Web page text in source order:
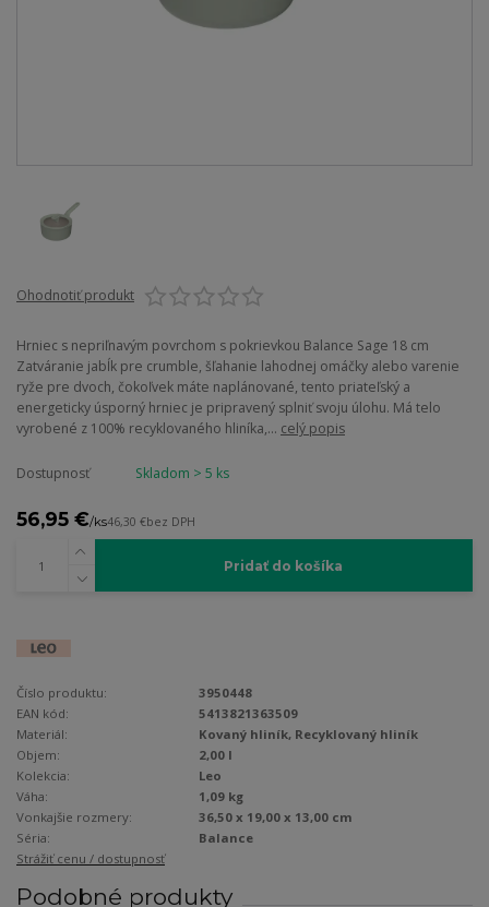
Ohodnotiť produkt
Hrniec s nepriľnavým povrchom s pokrievkou Balance Sage 18 cm
Zatváranie jabĺk pre crumble, šľahanie lahodnej omáčky alebo varenie
ryže pre dvoch, čokoľvek máte naplánované, tento priateľský a
energeticky úsporný hrniec je pripravený splniť svoju úlohu. Má telo
vyrobené z 100% recyklovaného hliníka,... celý popis
Dostupnosť Skladom > 5 ks
56,95 €/ks46,30 €bez DPH
Pridať do košíka
Číslo produktu:
3950448
EAN kód:
5413821363509
Materiál:
Kovaný hliník, Recyklovaný hliník
Objem:
2,00 l
Kolekcia:
Leo
Váha:
1,09 kg
Vonkajšie rozmery:
36,50 x 19,00 x 13,00 cm
Séria:
Balance
Strážiť cenu / dostupnosť
Podobné produkty